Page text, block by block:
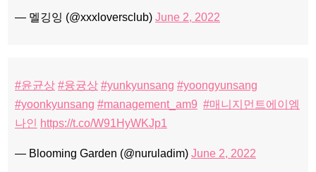
— 멜깅잉 (@xxxloversclub) June 2, 2022
#윤균상 #융귱상 #yunkyunsang #yoongyunsang
#yoonkyunsang #management_am9 #매니지먼트에이엠
나인
https://t.co/W91HyWKJp1
— Blooming Garden (@nuruladim) June 2, 2022